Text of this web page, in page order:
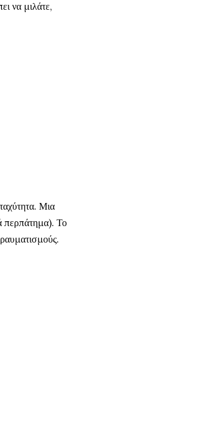
να μιλάτε,
Μια
περπάτημα). Το